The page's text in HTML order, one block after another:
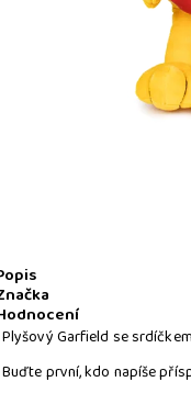
Plyšový Garfield se
Buďte první, kdo napíše